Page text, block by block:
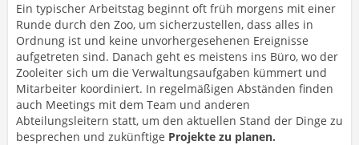
Ein typischer Arbeitstag beginnt oft früh morgens mit einer
Runde durch den Zoo, um sicherzustellen, dass alles in
Ordnung ist und keine unvorhergesehenen Ereignisse
aufgetreten sind. Danach geht es meistens ins Büro, wo der
Zooleiter sich um die Verwaltungsaufgaben kümmert und
Mitarbeiter koordiniert. In regelmäßigen Abständen finden
auch Meetings mit dem Team und anderen
Abteilungsleitern statt, um den aktuellen Stand der Dinge zu
besprechen und zukünftige Projekte zu planen.